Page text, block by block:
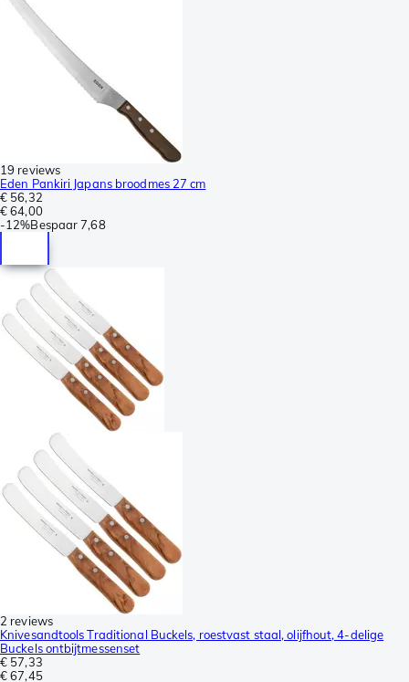
19 reviews
Eden Pankiri Japans broodmes 27 cm
€ 56,32
€ 64,00
-12%Bespaar 7,68
2 reviews
Knivesandtools Traditional Buckels, roestvast staal, olijfhout, 4-delige
Buckels ontbijtmessenset
€ 57,33
€ 67,45